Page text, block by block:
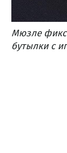
Мюзле
бутылки с